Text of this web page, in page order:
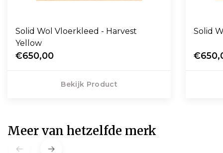
Solid Wol Vloerkleed - Harvest
Yellow
€650,00
Bekijk Product
Meer van hetzelfde merk